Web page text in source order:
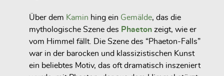
Über dem Kamin hing ein Gemälde, das die
mythologische Szene des Phaeton zeigt, wie er
vom Himmel fällt. Die Szene des “Phaeton-Falls”
war in der barocken und klassizistischen Kunst
ein beliebtes Motiv, das oft dramatisch inszeniert